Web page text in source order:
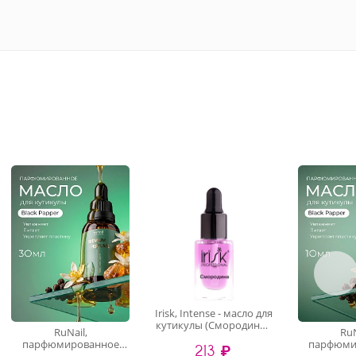
RuNail,
парфюмированное
Irisk, Intense - масло для
кутикулы (Смородина),
213 ₽